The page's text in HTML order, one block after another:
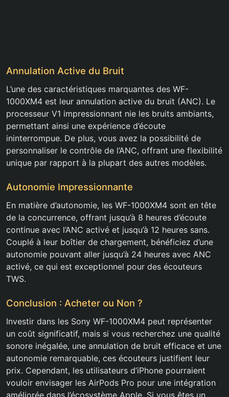
Annulation Active du Bruit
L’une des caractéristiques marquantes des WF-
1000XM4 est leur annulation active du bruit (ANC). Le
processeur V1 impressionnant nie les bruits ambiants,
permettant ainsi une expérience d’écoute
ininterrompue. De plus, vous avez la possibilité de
personnaliser le contrôle de l’ANC, offrant une flexibilité
unique par rapport à la plupart des autres modèles.
Autonomie Impressionnante
En matière d’autonomie, les WF-1000XM4 sont en tête
de la concurrence, offrant jusqu’à 8 heures d’écoute
continue avec l’ANC activé et jusqu’à 12 heures sans.
Couplé à leur boîtier de chargement, bénéficiez d’une
autonomie pouvant aller jusqu’à 24 heures avec ANC
activé, ce qui est exceptionnel pour des écouteurs
TWS.
Conclusion : Acheter ou Non ?
Investir dans les Sony WF-1000XM4 peut représenter
un coût significatif, mais si vous recherchez une qualité
sonore inégalée, une annulation de bruit efficace et une
autonomie remarquable, ces écouteurs justifient leur
prix. Cependant, les utilisateurs d’iPhone pourraient
vouloir envisager les AirPods Pro pour une intégration